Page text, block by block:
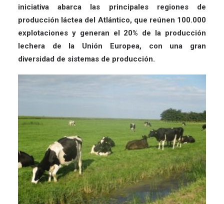
iniciativa abarca las principales regiones de
producción láctea del Atlántico, que reúnen 100.000
explotaciones y generan el 20% de la producción
lechera de la Unión Europea, con una gran
diversidad de sistemas de producción.